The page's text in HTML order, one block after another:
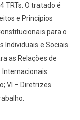
TRTs. O tratado é
e Princípios
para o
Individuais e Sociais
as Relações de
Internacionais
VI – Diretrizes